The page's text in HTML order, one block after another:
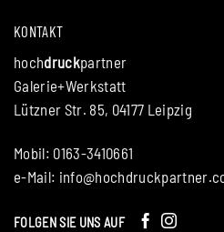
KONTAKT
hochdruckpartner
Galerie+Werkstatt
Lützner Str. 85, 04177 Leipzig
Mobil: 0163-3410661
e-Mail:
FOLGEN SIE UNS AUF